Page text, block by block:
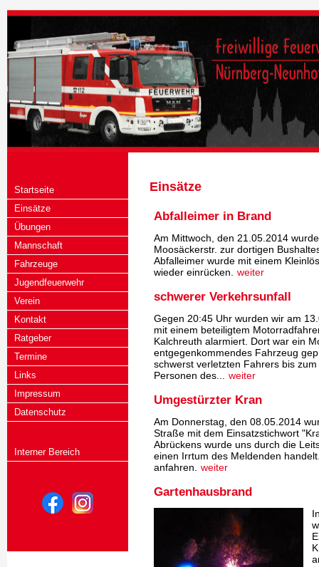
Startseite
Einsätze
Übungen
Mannschaft
Fahrzeuge
Jugendfeuerwehr
Verein
Kontakt
Ratgeber
Termine
Links
Impressum
Datenschutz
Interner Bereich
Einsätze
Abfalleimer in Brand
Am Mittwoch, den 21.05.2014
Moosäckerstr. zur dortigen
Abfalleimer wurde mit einem
wieder einrücken.
weiter
schwerer Verkehrsunfall
Gegen 20:45 Uhr wurden wir am
mit einem beteiligtem
Kalchreuth alarmiert. Dort war ein
entgegenkommendes Fahrzeug
schwerst verletzten Fahrers bis
Personen des...
weiter
Umgestürzter Kran
Am Donnerstag, den 08.05.2014
Straße mit dem Einsatzstichwort
Abrückens wurde uns durch die
einen Irrtum des Meldenden
anfahren.
weiter
Gartenhausbrand